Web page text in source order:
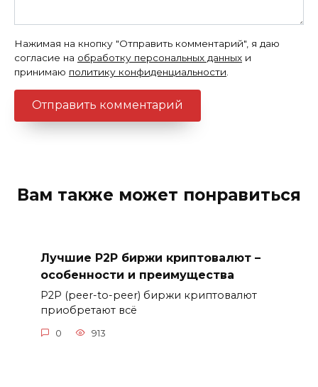
Нажимая на кнопку "Отправить комментарий", я даю
согласие на обработку персональных данных и
принимаю политику конфиденциальности
Вам также может понравиться
Лучшие P2P биржи криптовалют –
особенности и преимущества
P2P (peer-to-peer) биржи криптовалют
приобретают всё
0 913